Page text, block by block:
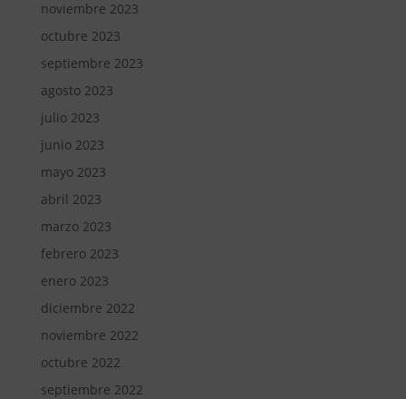
noviembre 2023
octubre 2023
septiembre 2023
agosto 2023
julio 2023
junio 2023
mayo 2023
abril 2023
marzo 2023
febrero 2023
enero 2023
diciembre 2022
noviembre 2022
octubre 2022
septiembre 2022